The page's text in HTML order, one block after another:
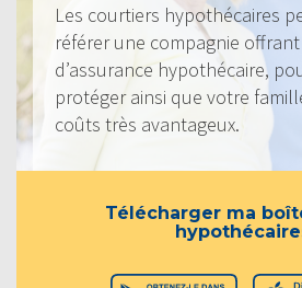
Les courtiers hypothécaires
référer une compagnie
d’assurance hypothécaire,
protéger ainsi que votre
coûts très avantageux.
Télécharger ma